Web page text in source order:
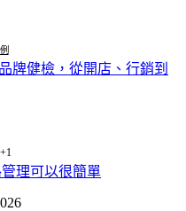
牌健檢，從開店、行銷到
+1
理可以很簡單